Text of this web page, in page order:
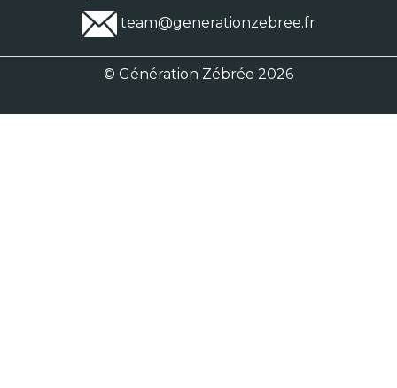
team@generationzebree.fr
© Génération Zébrée 2026